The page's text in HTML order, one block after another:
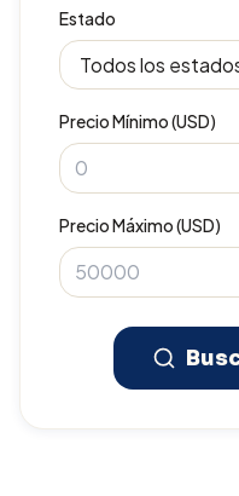
Estado
Precio Mínimo (USD)
Precio Máximo (USD)